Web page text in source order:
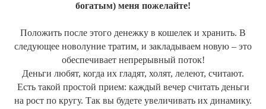
богатым) меня пожелайте!
Положить после этого денежку в кошелек и хранить. В
следующее новолуние тратим, и закладываем новую – это
обеспечивает непрерывный поток!
Деньги любят, когда их гладят, холят, лелеют, считают.
Есть такой простой прием: каждый вечер считать деньги
на рост по кругу. Так вы будете увеличивать их динамику.